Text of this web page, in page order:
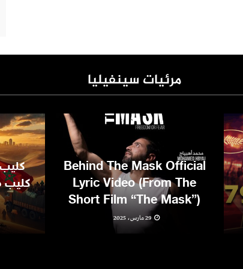
مرئيات سينفيليا
Behind The Mask Official
Lyric Video (From The
Short Film “The Mask”)
29 مارس، 2025
كليب